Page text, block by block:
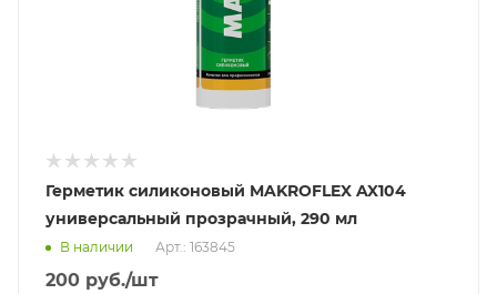
Герметик силиконовый MAKROFLEX AX104
универсальный прозрачный, 290 мл
В наличии Арт.: 163845
200 руб./шт